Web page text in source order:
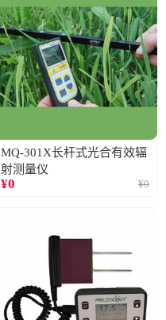
MQ-301X长杆式光合有效辐
射测量仪
¥0 ¥0